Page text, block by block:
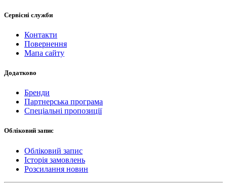
Сервісні служби
Контакти
Повернення
Мапа сайту
Додатково
Бренди
Партнерська програма
Спеціальні пропозиції
Обліковий запис
Обліковий запис
Історія замовлень
Розсилання новин